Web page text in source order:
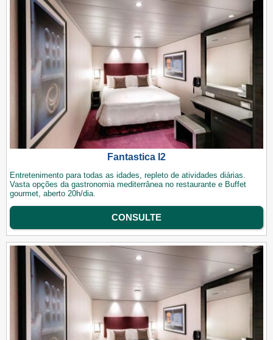
Fantastica I2
Entretenimento para todas as idades, repleto de atividades diárias.
Vasta opções da gastronomia mediterrânea no restaurante e Buffet
gourmet, aberto 20h/dia.
CONSULTE